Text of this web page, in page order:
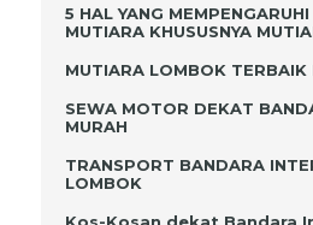
5 HAL YANG
MUTIARA KHUSUSNYA
MUTIARA LOMBOK TERBAIK
SEWA MOTOR DEKAT
MURAH
TRANSPORT BANDARA
LOMBOK